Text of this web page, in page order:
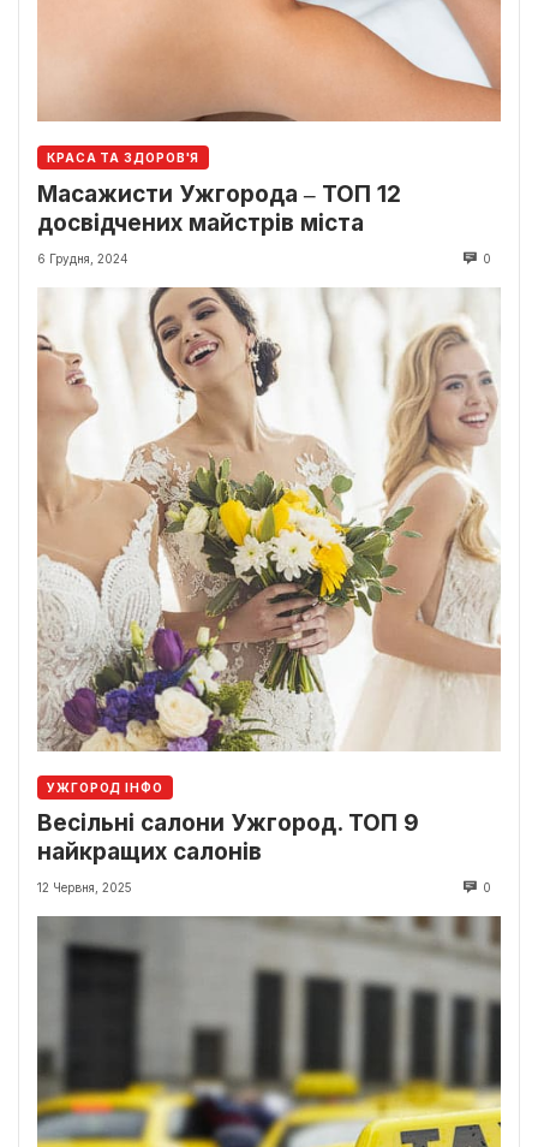
КРАСА ТА ЗДОРОВ'Я
Масажисти Ужгорода ‒ ТОП 12
досвідчених майстрів міста
6 Грудня, 2024 0
УЖГОРОД ІНФО
Весільні салони Ужгород. ТОП 9
найкращих салонів
12 Червня, 2025 0